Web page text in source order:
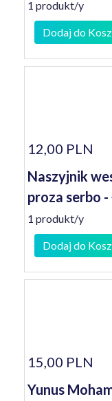
1 produkt/y
Dodaj do
12,00 PLN
Naszyjnik
proza serbo -
1 produkt/y
Dodaj do
15,00 PLN
Yunus